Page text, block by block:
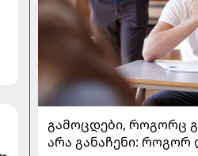
გამოცდები, როგორც
არა განაჩენი: როგორ